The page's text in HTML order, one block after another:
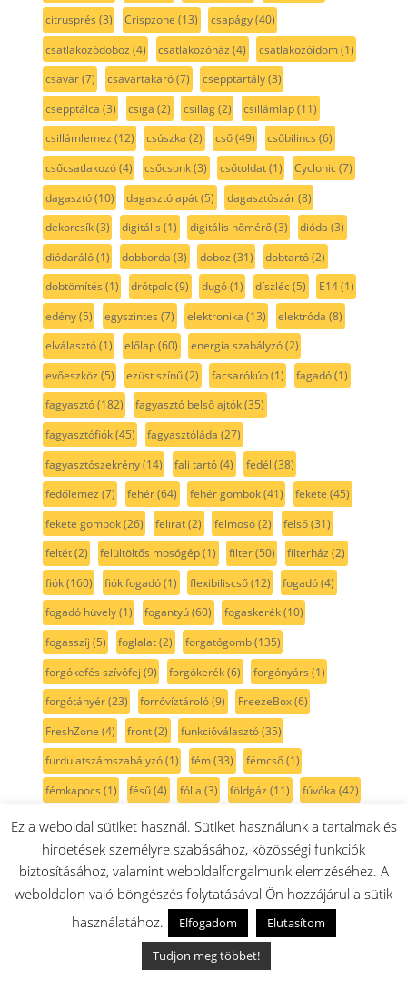
citrusprés (3) Crispzone (13) csapágy(40)
csatlakozódoboz (4) csatlakozóház (4) csatlakozóidom(1)
csavar(7) csavartakaró(7) csepptartály(3)
csepptálca (3) csiga (2) csillag(2) csillámlap(11)
csillámlemez (12) csúszka (2) cső(49) csőbilincs (6)
csőcsatlakozó(4) csőcsonk(3) csőtoldat(1) Cyclonic(7)
dagasztó(10) dagasztólapát(5) dagasztószár(8)
dekorcsík(3) digitális (1) digitális hőmérő(3) dióda (3)
diódaráló(1) dobborda (3) doboz (31) dobtartó(2)
dobtömítés (1) drótpolc(9) dugó(1) díszléc(5) E14(1)
edény(5) egyszintes (7) elektronika (13) elektróda (8)
elválasztó(1) előlap(60) energia szabályzó(2)
evőeszköz (5) ezüst színű(2) facsarókúp(1) fagadó(1)
fagyasztó(182) fagyasztó belső ajtók(35)
fagyasztófiók(45) fagyasztóláda (27)
fagyasztószekrény(14) fali tartó(4) fedél (38)
fedőlemez (7) fehér(64) fehér gombok(41) fekete (45)
fekete gombok(26) felirat(2) felmosó(2) felső(31)
feltét(2) felültöltős mosógép(1) filter(50) filterház (2)
fiók(160) fiók fogadó(1) flexibiliscső(12) fogadó(4)
fogadó hüvely(1) fogantyú(60) fogaskerék(10)
fogasszíj (5) foglalat(2) forgatógomb(135)
forgókefés szívófej (9) forgókerék(6) forgónyárs (1)
forgótányér(23) forróvíztároló(9) FreezeBox(6)
FreshZone (4) front(2) funkcióválasztó(35)
furdulatszámszabályzó(1) fém(33) fémcső(1)
fémkapocs (1) fésű(4) fólia (3) földgáz (11) fúvóka (42)
fúvóka szett(8) fül főkapcsoló (2) főzőlap(64)
főzőrács(24) főzőzóna (10) fűtés(25) fűtőbetét (46)
fűtőszál(36) fűtőtest(32) gomb(3) gombbetét(2)
gombkarika(8) gombtengely(2) grill(10)
gumicső(12) gumiláb(10) gumitalp(7)
gyújtó elektróda(1) gyújtótrafó
Ez a weboldal sütiket használ. Sütiket használunk a tartalmak és
hirdetések személyre szabásához, közösségi funkciók
biztosításához, valamint weboldalforgalmunk elemzéséhez. A
weboldalon való böngészés folytatásával Ön hozzájárul a sütik
használatához.
Elfogadom
Elutasítom
Tudjon meg többet!